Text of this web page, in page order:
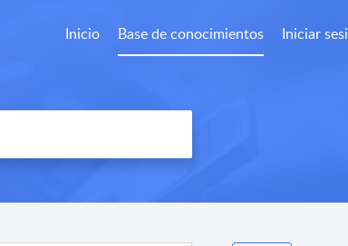
Inicio Base de conocimientos Iniciar